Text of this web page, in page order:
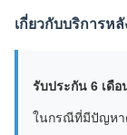
เกี่ยวกับบริการห
รับประกัน 6 เดือ
ในกรณีที่มีปัญหา